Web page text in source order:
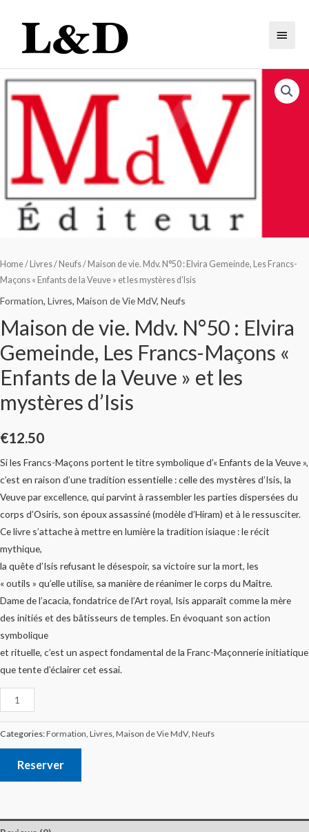
Home/ Livres/ Neufs/ Maison de vie. Mdv. N°50 : Elvira Gemeinde, Les Francs-
Maçons « Enfants de la Veuve » et les mystères d’Isis
Formation, Livres, Maison de Vie MdV, Neufs
Maison de vie. Mdv. N°50 : Elvira
Gemeinde, Les Francs-Maçons «
Enfants de la Veuve » et les
mystères d’Isis
€12.50
Si les Francs-Maçons portent le titre symbolique d’« Enfants de la Veuve »,
c’est en raison d’une tradition essentielle : celle des mystères d’Isis, la
Veuve par excellence, qui parvint à rassembler les parties dispersées du
corps d’Osiris, son époux assassiné (modèle d’Hiram) et à le ressusciter.
Ce livre s’attache à mettre en lumière la tradition isiaque : le récit
mythique,
la quête d’Isis refusant le désespoir, sa victoire sur la mort, les
« outils » qu’elle utilise, sa manière de réanimer le corps du Maître.
Dame de l’acacia, fondatrice de l’Art royal, Isis apparaît comme la mère
des initiés et des bâtisseurs de temples. En évoquant son action
symbolique
et rituelle, c’est un aspect fondamental de la Franc-Maçonnerie initiatique
que tente d’éclairer cet essai.
Categories:Formation Livres Maison de Vie MdV Neufs
Reserver